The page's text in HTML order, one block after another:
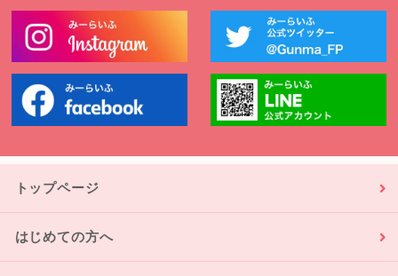
トップページ
はじめての方へ